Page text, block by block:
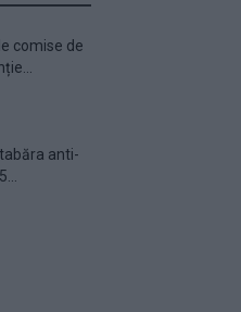
comise de
anti-